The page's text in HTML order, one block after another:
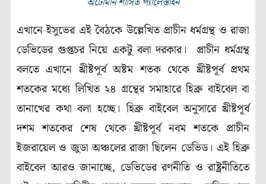
এখানে ইসুভের এই বৈঠকে উল্লেখিত প্রাচীন ধর্মগ্রন্থ ও রাজা
ডেভিডের গুপ্তচর নিয়ে একটু বলা দরকার। প্রাচীন ধর্মগ্রন্থ
বলতে এখানে খ্রীষ্টপূর্ব অষ্টম শতক থেকে খ্রীষ্টপূর্ব প্রথম
শতকের মধ্যে লিখিত ২৪ গ্রন্থের সমাহারে হিব্রু বাইবেল বা
তানাখের কথা বলা হচ্ছে। হিব্রু বাইবেল অনুসারে খ্রীষ্টপূর্ব
দশম শতকের শেষ থেকে খ্রীষ্টপূর্ব নবম শতকে প্রাচীন
ইজরায়েল ও জুডা অঞ্চলের রাজা ছিলেন ডেভিড। এই হিব্রু
বাইবেল আরও জানাচ্ছে, ডেভিডের রণনীতি ও রাষ্ট্রনীতিতে